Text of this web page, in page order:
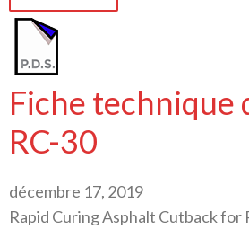
Fiche technique
RC-30
décembre 17, 2019
Rapid Curing Asphalt Cutback for